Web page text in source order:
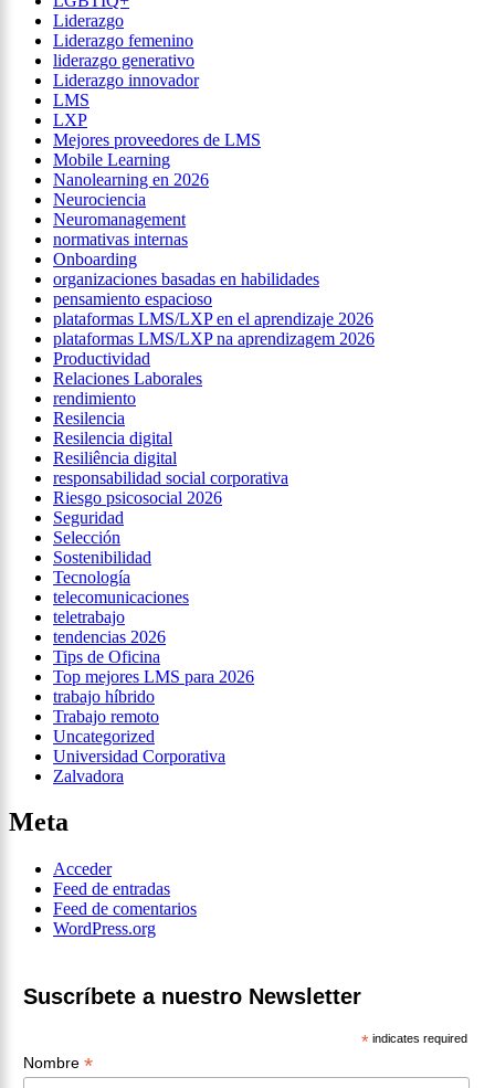
Liderazgo
Liderazgo femenino
liderazgo generativo
Liderazgo innovador
LMS
LXP
Mejores proveedores de LMS
Mobile Learning
Nanolearning en 2026
Neurociencia
Neuromanagement
normativas internas
Onboarding
organizaciones basadas en habilidades
pensamiento espacioso
plataformas LMS/LXP en el aprendizaje 2026
plataformas LMS/LXP na aprendizagem 2026
Productividad
Relaciones Laborales
rendimiento
Resilencia
Resilencia digital
Resiliência digital
responsabilidad social corporativa
Riesgo psicosocial 2026
Seguridad
Selección
Sostenibilidad
Tecnología
telecomunicaciones
teletrabajo
tendencias 2026
Tips de Oficina
Top mejores LMS para 2026
trabajo híbrido
Trabajo remoto
Uncategorized
Universidad Corporativa
Zalvadora
Meta
Acceder
Feed de entradas
Feed de comentarios
WordPress.org
Suscríbete a nuestro Newsletter
* indicates required
Nombre *